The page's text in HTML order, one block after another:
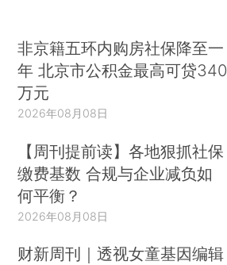
非京籍五环内购房社保降至一
年 北京市公积金最高可贷340
万元
2026年08月08日
【周刊提前读】各地狠抓社保
缴费基数 合规与企业减负如
何平衡？
2026年08月08日
财新周刊｜透视女童基因编辑